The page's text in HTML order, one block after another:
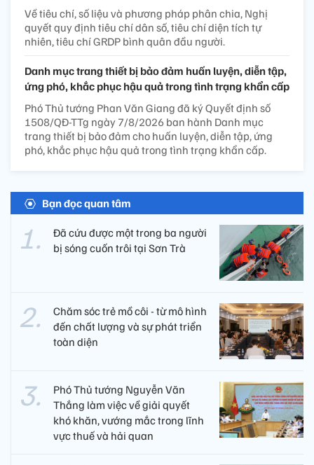
Về tiêu chí, số liệu và phương pháp phân chia, Nghị
quyết quy định tiêu chí dân số, tiêu chí diện tích tự
nhiên, tiêu chí GRDP bình quân đầu người.
Danh mục trang thiết bị bảo đảm huấn luyện, diễn tập,
ứng phó, khắc phục hậu quả trong tình trạng khẩn cấp
Phó Thủ tướng Phan Văn Giang đã ký Quyết định số
1508/QĐ-TTg ngày 7/8/2026 ban hành Danh mục
trang thiết bị bảo đảm cho huấn luyện, diễn tập, ứng
phó, khắc phục hậu quả trong tình trạng khẩn cấp.
Bạn đọc quan tâm
Đã cứu được một trong ba người
bị sóng cuốn trôi tại Sơn Trà
Chăm sóc trẻ mồ côi - từ mô hình
đến chất lượng và sự phát triển
toàn diện
Phó Thủ tướng Nguyễn Văn
Thắng làm việc về giải quyết
khó khăn, vướng mắc trong lĩnh
vực thuế và hải quan